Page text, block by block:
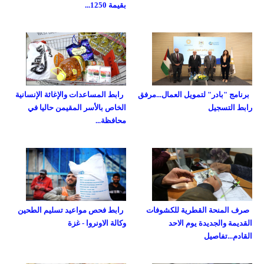
بقيمة 1250...
رابط المساعدات والإغاثة الإنسانية
الخاص بالأسر المقيمن حاليا في
محافظة...
برنامج "بادر" لتمويل العمال...مرفق
رابط التسجيل
رابط فحص مواعيد تسليم الطحين
وكالة الاونروا - غزة
صرف المنحة القطرية للكشوفات
القديمة والجديدة يوم الاحد
القادم...تفاصيل